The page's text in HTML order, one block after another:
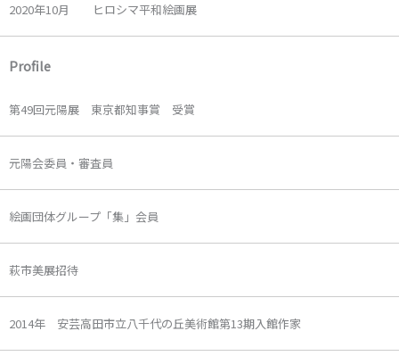
2020年10月 ヒロシマ平和絵画展
Profile
第49回元陽展 東京都知事賞 受賞
元陽会委員・審査員
絵画団体グループ「集」会員
萩市美展招待
2014年 安芸高田市立八千代の丘美術館第13期入館作家